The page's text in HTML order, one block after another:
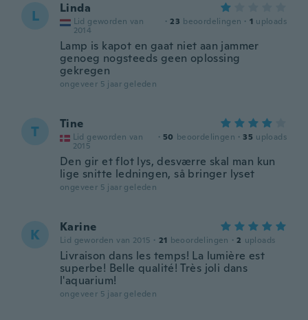
L Linda
Lid geworden van
2014
· 23 beoordelingen · 1 uploads
Lamp is kapot en gaat niet aan jammer
genoeg nogsteeds geen oplossing
gekregen
ongeveer 5 jaar geleden
T Tine
Lid geworden van
2015
· 50 beoordelingen · 35 uploads
Den gir et flot lys, desværre skal man kun
lige snitte ledningen, så bringer lyset
ongeveer 5 jaar geleden
K Karine
Lid geworden van 2015 · 21 beoordelingen · 2 uploads
Livraison dans les temps! La lumière est
superbe! Belle qualité! Très joli dans
l'aquarium!
ongeveer 5 jaar geleden